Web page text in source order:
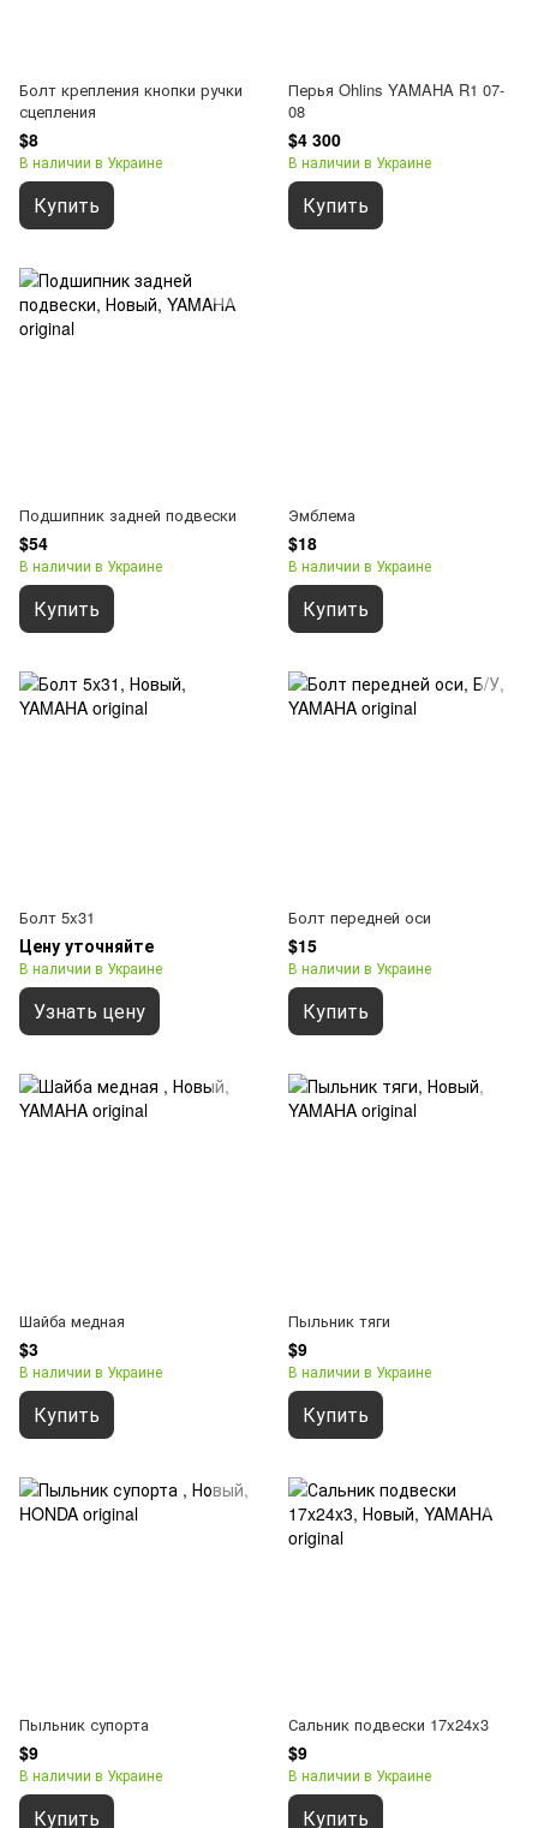
Болт крепления кнопки ручки
сцепления
$8
В наличии в Украине
Купить
Перья Ohlins YAMAHA R1 07-
08
$4 300
В наличии в Украине
Купить
Подшипник задней подвески
$54
В наличии в Украине
Купить
Эмблема
$18
В наличии в Украине
Купить
Болт 5x31
Цену уточняйте
В наличии в Украине
Узнать цену
Болт передней оси
$15
В наличии в Украине
Купить
Шайба медная
$3
В наличии в Украине
Купить
Пыльник тяги
$9
В наличии в Украине
Купить
Пыльник супорта
$9
В наличии в Украине
Купить
Сальник подвески 17x24x3
$9
В наличии в Украине
Купить